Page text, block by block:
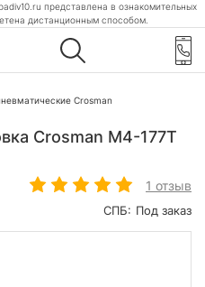
представлена в ознакомительных
дистанционным способом.
Crosman
Crosman M4-177T
1 отзыв
СПБ: Под заказ